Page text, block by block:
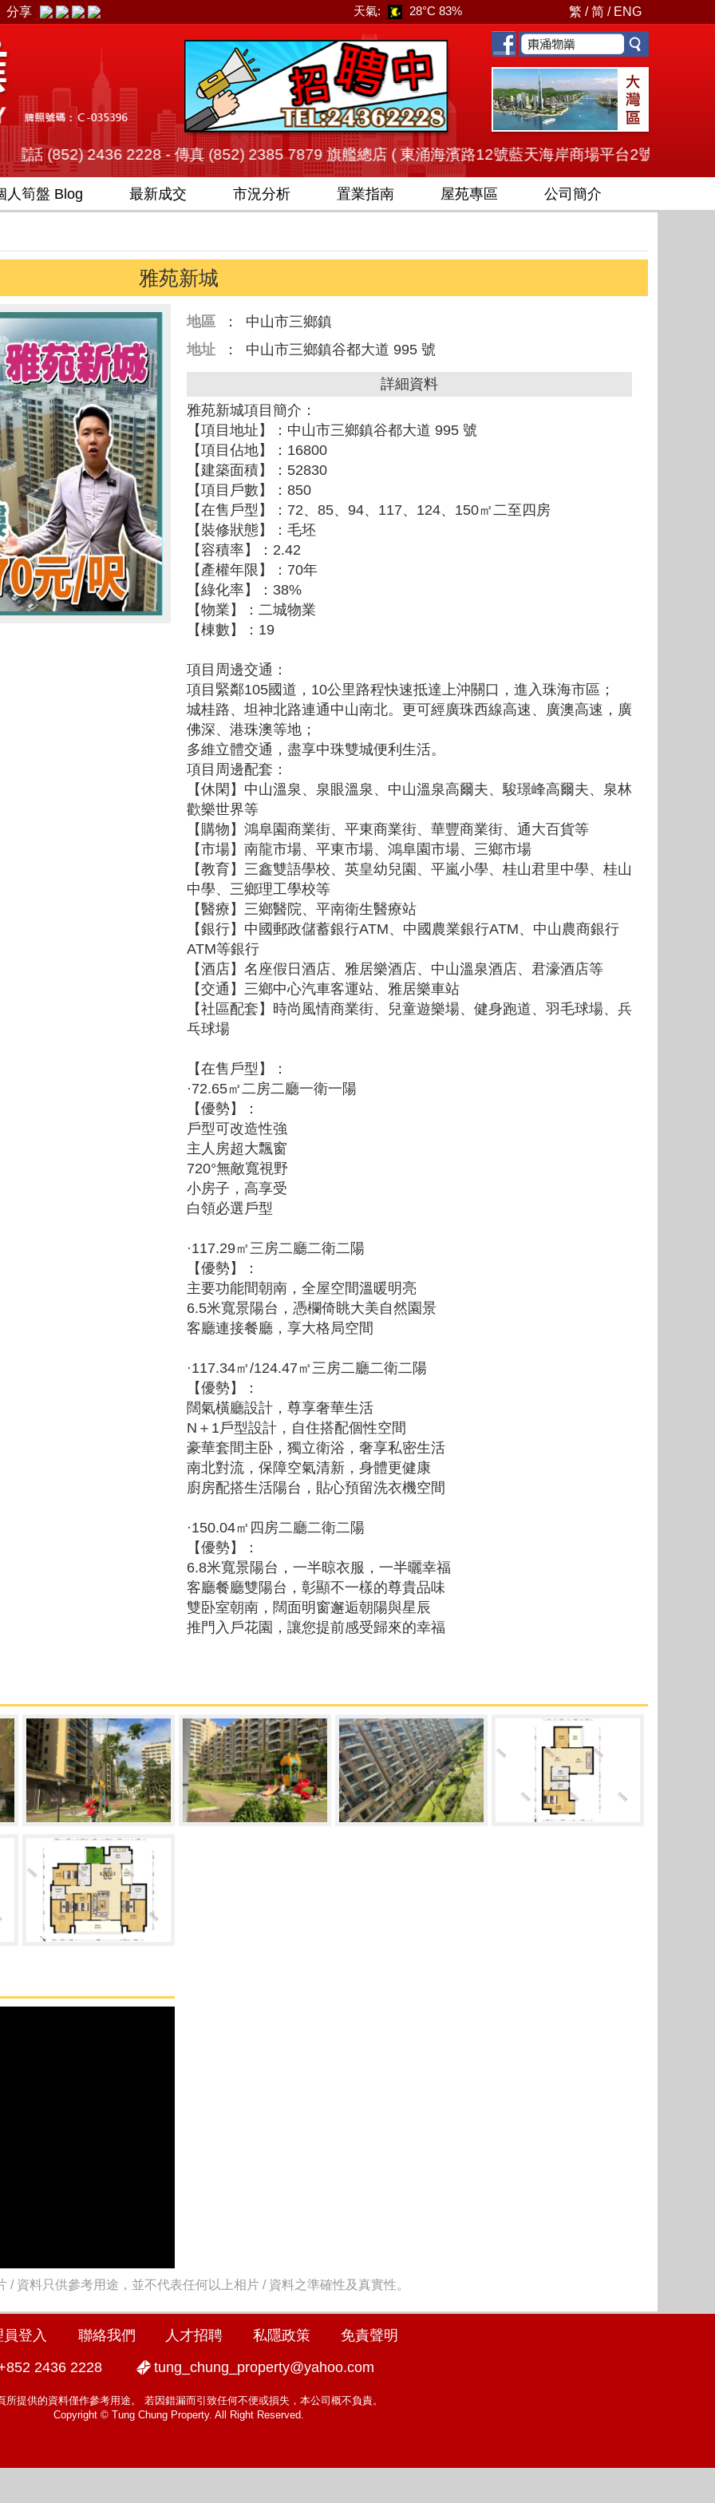
分享 天氣: 28°C 83% 繁 /简 / ENG
2436 2228 - 傳真 (852) 2385 7879 旗艦總店 ( 東涌海濱路12號藍天海岸商場平台2號舖 ) - 電
人筍盤 Blog 最新成交 市況分析 置業指南 屋苑專區 公司簡介
雅苑新城
地區 ：
中山市三鄉鎮
地址
： 中山市三鄉鎮谷都大道 995 號
詳細資料
雅苑新城項目簡介：
【項目地址】：中山市三鄉鎮谷都大道 995 號
【項目佔地】：16800
【建築面積】：52830
【項目戶數】：850
【在售戶型】：72、85、94、117、124、150㎡二至四房
【裝修狀態】：毛坯
【容積率】：2.42
【產權年限】：70年
【綠化率】：38%
【物業】：二城物業
【棟數】：19
項目周邊交通：
項目緊鄰105國道，10公里路程快速抵達上沖關口，進入珠海市區；
城桂路、坦神北路連通中山南北。更可經廣珠西線高速、廣澳高速，廣
佛深、港珠澳等地；
多維立體交通，盡享中珠雙城便利生活。
項目周邊配套：
【休閑】中山溫泉、泉眼溫泉、中山溫泉高爾夫、駿璟峰高爾夫、泉林
歡樂世界等
【購物】鴻阜園商業街、平東商業街、華豐商業街、通大百貨等
【市場】南龍市場、平東市場、鴻阜園市場、三鄉市場
【教育】三鑫雙語學校、英皇幼兒園、平嵐小學、桂山君里中學、桂山
中學、三鄉理工學校等
【醫療】三鄉醫院、平南衛生醫療站
【銀行】中國郵政儲蓄銀行ATM、中國農業銀行ATM、中山農商銀行
ATM等銀行
【酒店】名座假日酒店、雅居樂酒店、中山溫泉酒店、君濠酒店等
【交通】三鄉中心汽車客運站、雅居樂車站
【社區配套】時尚風情商業街、兒童遊樂場、健身跑道、羽毛球場、兵
乓球場
【在售戶型】：
·72.65㎡二房二廳一衛一陽
【優勢】：
戶型可改造性強
主人房超大飄窗
720°無敵寬視野
小房子，高享受
白領必選戶型
·117.29㎡三房二廳二衛二陽
【優勢】：
主要功能間朝南，全屋空間溫暖明亮
6.5米寬景陽台，憑欄倚眺大美自然園景
客廳連接餐廳，享大格局空間
·117.34㎡/124.47㎡三房二廳二衛二陽
【優勢】：
闊氣橫廳設計，尊享奢華生活
N＋1戶型設計，自住搭配個性空間
豪華套間主卧，獨立衛浴，奢享私密生活
南北對流，保障空氣清新，身體更健康
廚房配搭生活陽台，貼心預留洗衣機空間
·150.04㎡四房二廳二衛二陽
【優勢】：
6.8米寬景陽台，一半晾衣服，一半曬幸福
客廳餐廳雙陽台，彰顯不一樣的尊貴品味
雙卧室朝南，闊面明窗邂逅朝陽與星辰
推門入戶花園，讓您提前感受歸來的幸福
/ 資料只供參考用途，並不代表任何以上相片 / 資料之準確性及真實性。
登入 聯絡我們 人才招聘 私隱政策
免責聲明
2436 2228
tung_chung_property@yahoo.com
所提供的資料僅作參考用途。 若因錯漏而引致任何不便或損失，本公司概不負責。
Copyright © Tung Chung Property. All Right Reserved.